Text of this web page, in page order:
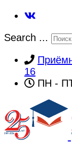
Search ...
16
ПН -